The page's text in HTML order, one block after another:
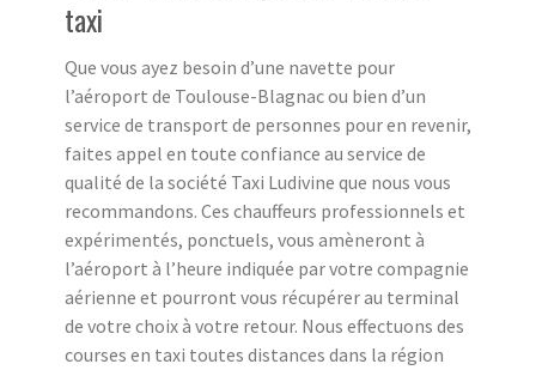
taxi
Que vous ayez besoin d’une navette pour
l’aéroport de Toulouse-Blagnac ou bien d’un
service de transport de personnes pour en revenir,
faites appel en toute confiance au service de
qualité de la société Taxi Ludivine que nous vous
recommandons. Ces chauffeurs professionnels et
expérimentés, ponctuels, vous amèneront à
l’aéroport à l’heure indiquée par votre compagnie
aérienne et pourront vous récupérer au terminal
de votre choix à votre retour. Nous effectuons des
courses en taxi toutes distances dans la région